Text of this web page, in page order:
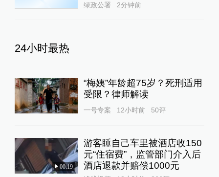
绿政公署 2分钟前
24小时最热
“梅姨”年龄超75岁？死刑适用
受限？律师解读
一号专案 12小时前 50评
00:19
游客睡自己车里被酒店收150
元“住宿费”，监管部门介入后
酒店退款并赔偿1000元